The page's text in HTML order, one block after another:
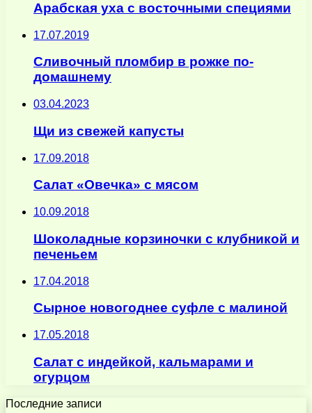
Арабская уха с восточными специями
17.07.2019
Сливочный пломбир в рожке по-
домашнему
03.04.2023
Щи из свежей капусты
17.09.2018
Салат «Овечка» с мясом
10.09.2018
Шоколадные корзиночки с клубникой и
печеньем
17.04.2018
Сырное новогоднее суфле с малиной
17.05.2018
Салат с индейкой, кальмарами и
огурцом
Последние записи